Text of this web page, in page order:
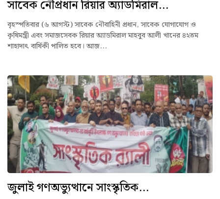
সাবেক নৌপ্রধান রিয়ার অ্যাডমিরাল...
বৃহস্পতিবার (৬ আগস্ট) সাবেক নৌবাহিনী প্রধান, সাবেক যোগাযোগ ও
কৃষিমন্ত্রী এবং সমাজসেবক রিয়ার অ্যাডমিরাল মাহবুব আলী খানের ৪২তম
শাহাদাৎ বার্ষিকী পালিত হবে। আজ...
জুলাই গণঅভ্যুত্থানে সাংস্কৃতিক...